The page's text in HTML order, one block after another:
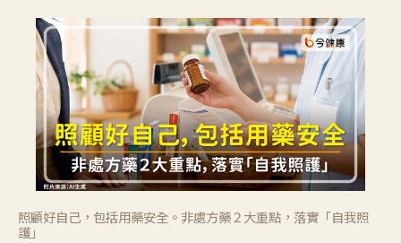
照顧好自己，包括用藥安全。非處方藥２大重點，落實「自我照
護」